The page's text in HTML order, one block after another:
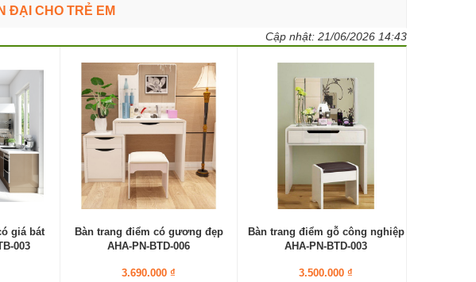
ĐẠI CHO TRẺ EM
Cập nhật: 21/06/2026 14:43
giá bát
003
Bàn trang điểm có gương đẹp
AHA-PN-BTD-006
3.690.000 ₫
Bàn trang điểm gỗ công nghiệp
AHA-PN-BTD-003
3.500.000 ₫